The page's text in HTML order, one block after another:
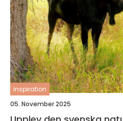
inspiration
05. November 2025